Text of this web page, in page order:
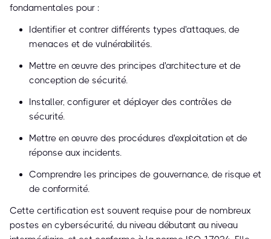
fondamentales pour :
Identifier et contrer différents types d'attaques, de
menaces et de vulnérabilités.
Mettre en œuvre des principes d'architecture et de
conception de sécurité.
Installer, configurer et déployer des contrôles de
sécurité.
Mettre en œuvre des procédures d'exploitation et de
réponse aux incidents.
Comprendre les principes de gouvernance, de risque et
de conformité.
Cette certification est souvent requise pour de nombreux
postes en cybersécurité, du niveau débutant au niveau